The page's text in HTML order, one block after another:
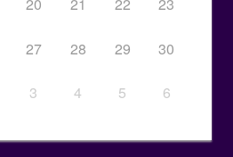
27 28 29 30
3 4 5 6